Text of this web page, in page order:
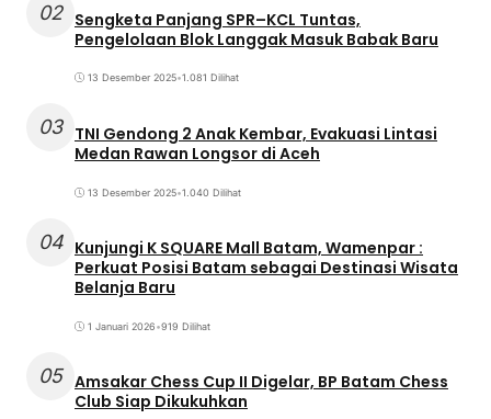
02 Sengketa Panjang SPR–KCL Tuntas,
Pengelolaan Blok Langgak Masuk Babak Baru
13 Desember 2025•1.081 Dilihat
03 TNI Gendong 2 Anak Kembar, Evakuasi Lintasi
Medan Rawan Longsor di Aceh
13 Desember 2025•1.040 Dilihat
04 Kunjungi K SQUARE Mall Batam, Wamenpar :
Perkuat Posisi Batam sebagai Destinasi Wisata
Belanja Baru
1 Januari 2026•919 Dilihat
05 Amsakar Chess Cup II Digelar, BP Batam Chess
Club Siap Dikukuhkan